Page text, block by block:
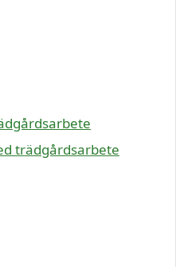
trädgårdsarbete